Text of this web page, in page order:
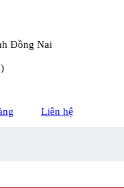
Đồng Nai
Liên hệ